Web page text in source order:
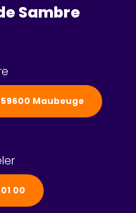
Sambre
Maubeuge
00